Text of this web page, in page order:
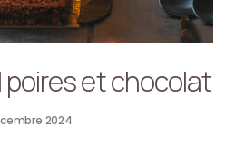
poires et chocolat
2024